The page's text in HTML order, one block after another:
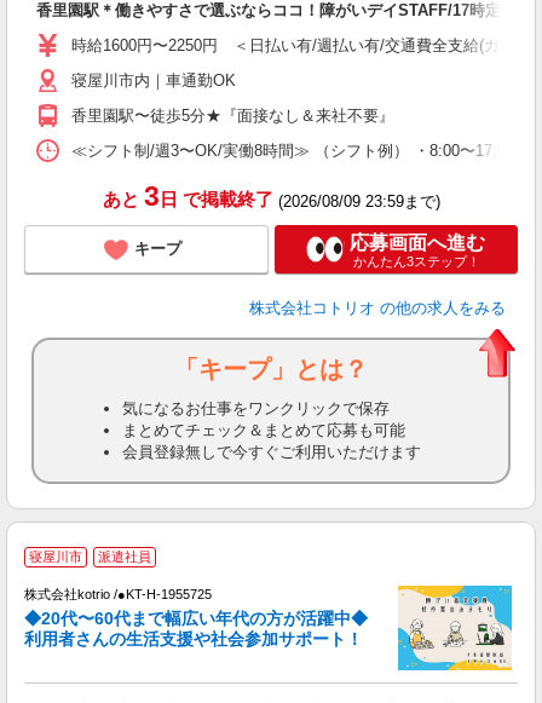
香里園駅＊働きやすさで選ぶならココ！障がいデイSTAFF/17時定時
時給1600円〜2250円 ＜日払い有/週払い有/交通費全支給(ガソリ
寝屋川市内｜車通勤OK
香里園駅〜徒歩5分★『面接なし＆来社不要』
≪シフト制/週3〜OK/実働8時間≫ （シフト例） ・8:00〜17:00
あと 3 日 で掲載終了 (2026/08/09 23:59まで)
キープ 応募画面へ進む
かんたん3ステップ！
株式会社コトリオ の他の求人をみる
「キープ」とは？
気になるお仕事をワンクリックで保存
まとめてチェック＆まとめて応募も可能
会員登録無しで今すぐご利用いただけます
寝屋川市 派遣社員
株式会社kotrio /●KT-H-1955725
◆20代〜60代まで幅広い年代の方が活躍中◆
利用者さんの生活支援や社会参加サポート！